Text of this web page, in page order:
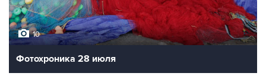
10
Фотохроника 28 июля